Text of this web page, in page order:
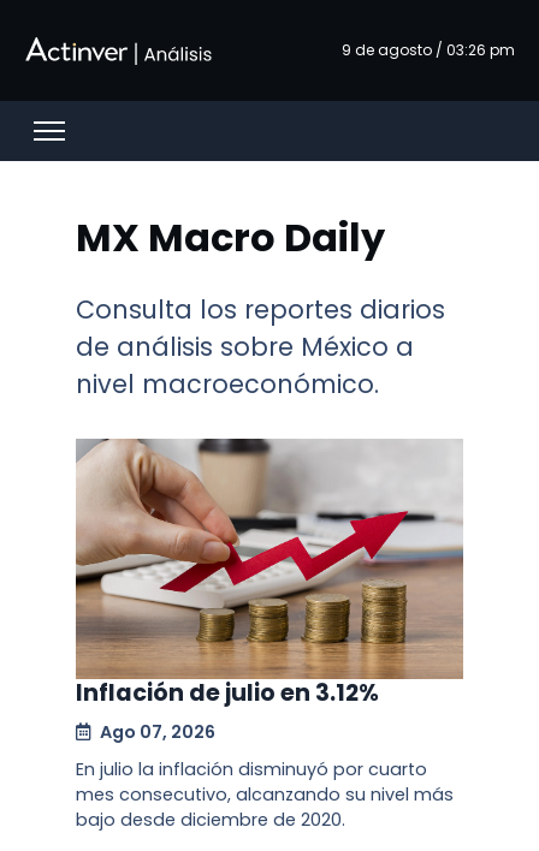
9 de agosto / 03:26 pm
Open menu
MX Macro Daily
Consulta los reportes diarios
de análisis sobre México a
nivel macroeconómico.
Inflación de julio en 3.12%
Ago 07, 2026
En julio la inflación disminuyó por cuarto
mes consecutivo, alcanzando su nivel más
bajo desde diciembre de 2020.